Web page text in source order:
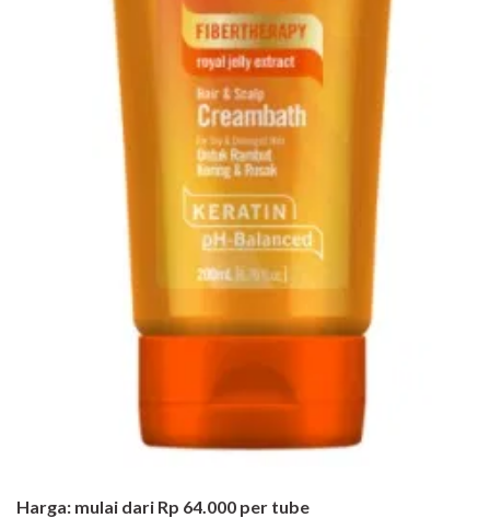
Harga: mulai dari Rp 64.000 per tube